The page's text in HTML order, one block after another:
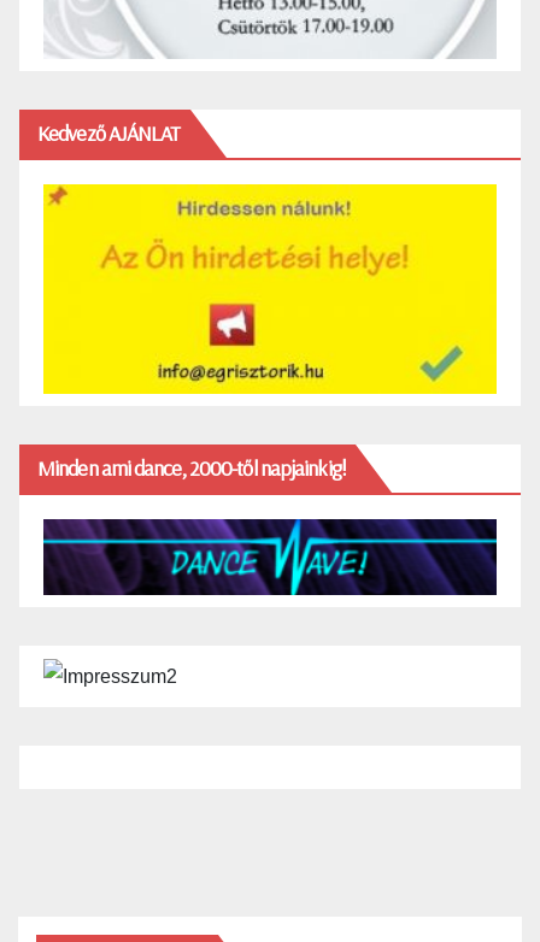
Kedvező AJÁNLAT
Minden ami dance, 2000-től napjainkig!